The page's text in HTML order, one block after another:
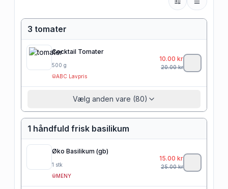
3 tomater
Cocktail Tomater
500 g
ABC Lavpris
10.00 kr
20.00kr
Vælg anden vare (80)
1 håndfuld frisk basilikum
Øko Basilikum (gb)
1 stk
MENY
15.00 kr
25.00kr